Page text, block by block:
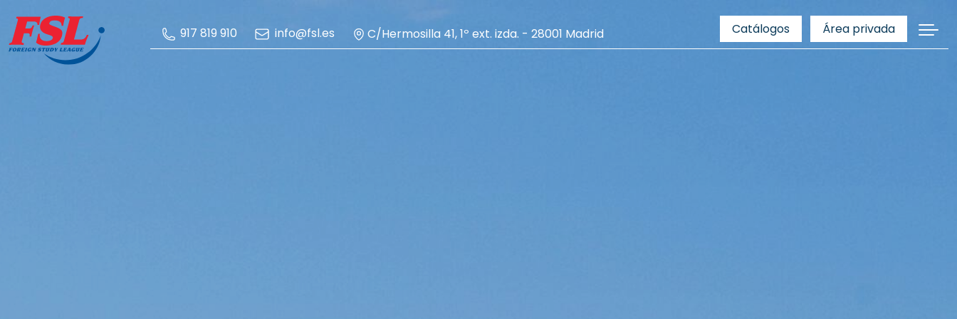
Skip to Main Content
917 819 910
info@fsl.es C/Hermosilla 41, 1º ext. izda. - 28001 Madrid Catálogos Área privada